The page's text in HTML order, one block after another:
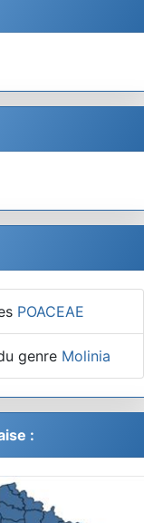
POACEAE
genre Molinia
: